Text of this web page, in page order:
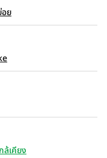
ย
ล้เคียง